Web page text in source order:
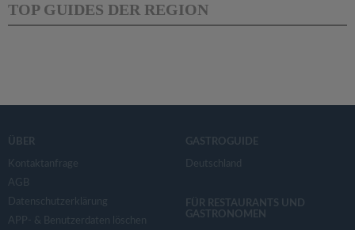
TOP GUIDES DER REGION
ÜBER
Kontaktanfrage
AGB
Datenschutzerklärung
APP- & Benutzerdaten löschen
GASTROGUIDE
Deutschland
FÜR RESTAURANTS UND
GASTRONOMEN